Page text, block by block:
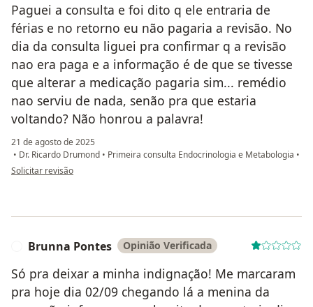
Paguei a consulta e foi dito q ele entraria de
férias e no retorno eu não pagaria a revisão. No
dia da consulta liguei pra confirmar q a revisão
nao era paga e a informação é de que se tivesse
que alterar a medicação pagaria sim... remédio
nao serviu de nada, senão pra que estaria
voltando? Não honrou a palavra!
21 de agosto de 2025
• Dr. Ricardo Drumond • Primeira consulta Endocrinologia e Metabologia •
na opinião do utilizador Marijane oliveira
Solicitar revisão
Brunna Pontes Opinião Verificada
Só pra deixar a minha indignação! Me marcaram
pra hoje dia 02/09 chegando lá a menina da